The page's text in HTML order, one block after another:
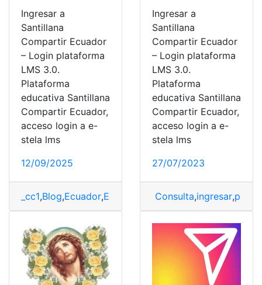
Ingresar a
Santillana
Compartir Ecuador
– Login plataforma
LMS 3.0.
Plataforma
educativa Santillana
Compartir Ecuador,
acceso login a e-
stela lms
12/09/2025
_cc1,Blog,Ecuador,Educación Herramientas Ecuador
Ingresar a
Santillana
Compartir Ecuador
– Login plataforma
LMS 3.0.
Plataforma
educativa Santillana
Compartir Ecuador,
acceso login a e-
stela lms
27/07/2023
Consulta,ingresar,